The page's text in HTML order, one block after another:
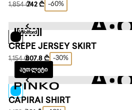
1,854 ₾742 ₾ -60%
CREPE JERSEY SKIRT
1,154 ₾807.8 ₾ -30%
ᲐᲣᲗᲚᲔᲢᲘ
CAPIRAI SHIRT